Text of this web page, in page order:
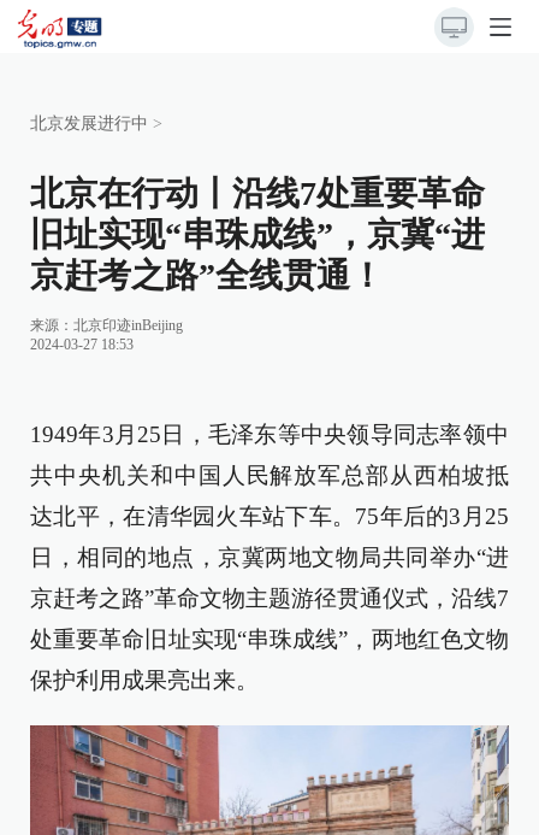
北京发展进行中 >
北京在行动丨沿线7处重要革命
旧址实现“串珠成线”，京冀“进
京赶考之路”全线贯通！
来源：北京印迹inBeijing
2024-03-27 18:53
1949年3月25日，毛泽东等中央领导同志率领中
共中央机关和中国人民解放军总部从西柏坡抵
达北平，在清华园火车站下车。75年后的3月25
日，相同的地点，京冀两地文物局共同举办“进
京赶考之路”革命文物主题游径贯通仪式，沿线7
处重要革命旧址实现“串珠成线”，两地红色文物
保护利用成果亮出来。